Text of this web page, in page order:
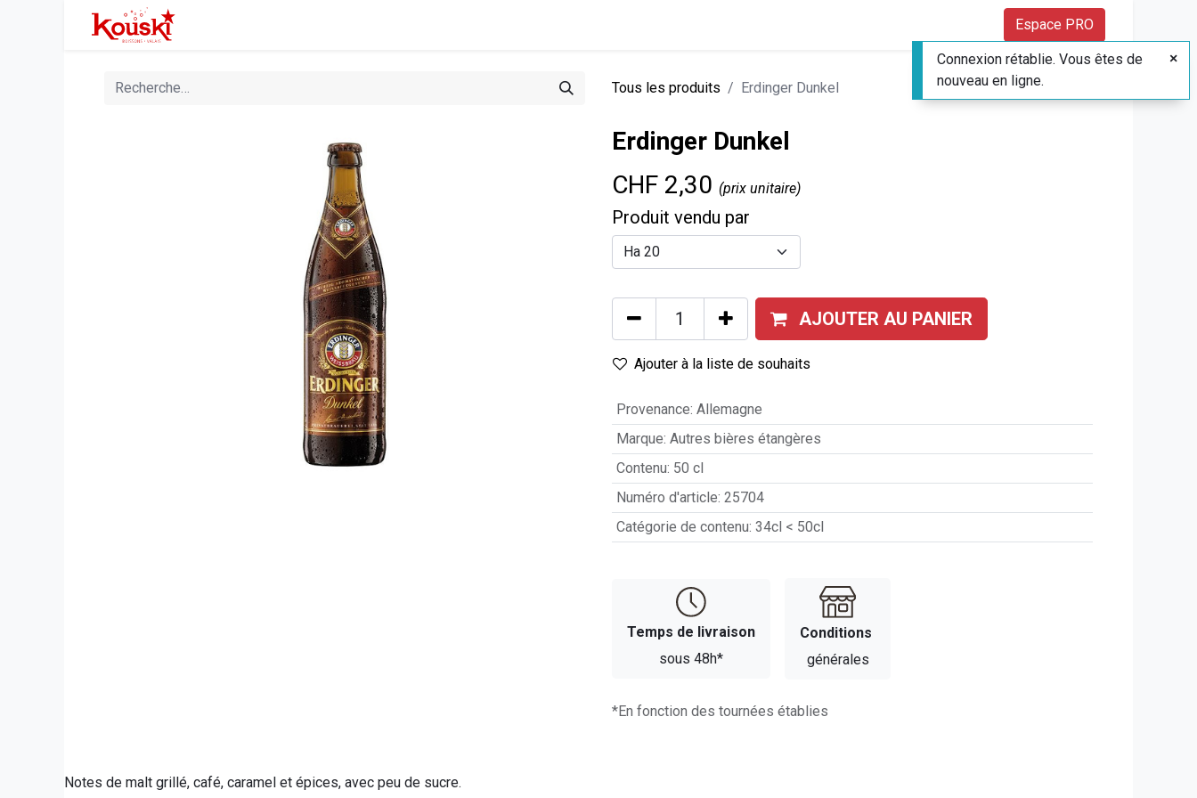
Espace PRO
Tous les produits Erdinger Dunkel
Erdinger Dunkel
CHF 2,30 (prix unitaire)
Produit vendu par
AJOUTER AU PANIER
Ajouter à la liste de souhaits
Provenance: Allemagne
Marque: Autres bières étangères
Contenu: 50 cl
Numéro d'article: 25704
Catégorie de contenu: 34cl < 50cl
Temps d​​e livraison
sous 48h*
Con​​ditions
générales
*En fonction des tournées établies
Notes de malt grillé, café, caramel et épices, avec peu de sucre.
Connexion rétablie. Vous êtes de
nouveau en ligne.